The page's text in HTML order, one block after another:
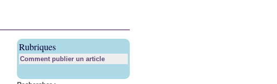
Rubriques
Comment publier un article